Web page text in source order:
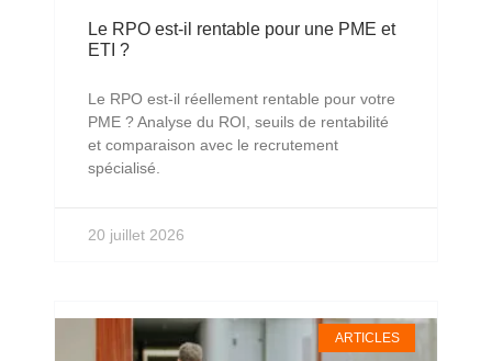
Le RPO est-il rentable pour une PME et
ETI ?
Le RPO est-il réellement rentable pour votre
PME ? Analyse du ROI, seuils de rentabilité
et comparaison avec le recrutement
spécialisé.
20 juillet 2026
ARTICLES